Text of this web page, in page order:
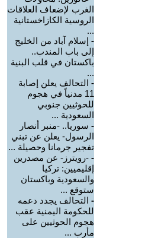
الغرب لإضعاف العلاقات
الروسية الكازاخستانية
...
- إسلام آباد من الخليج
إلى باب المندب..
باكستان في قلب البنية
...
- التحالف يعلن إصابة
11 مدنياً في هجوم
للحوثيين جنوبي
السعودية ...
- سوريا.. -منبر أنصار
الرسول- يعلن عن تبني
تفجير جرمانا وحصيلة ...
- -رويترز- عن مصدرين
إقليميين: تركيا
والسعودية وباكستان
ستوقع ...
- التحالف يجدد دعمه
للحكومة اليمنية عقب
هجوم الحوثيين على
مأرب ...